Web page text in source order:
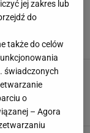
niesamowite.
dodaję te dwa
i się nie
jej zakres lub
do
także do celów
świadczonych
o
– Agora